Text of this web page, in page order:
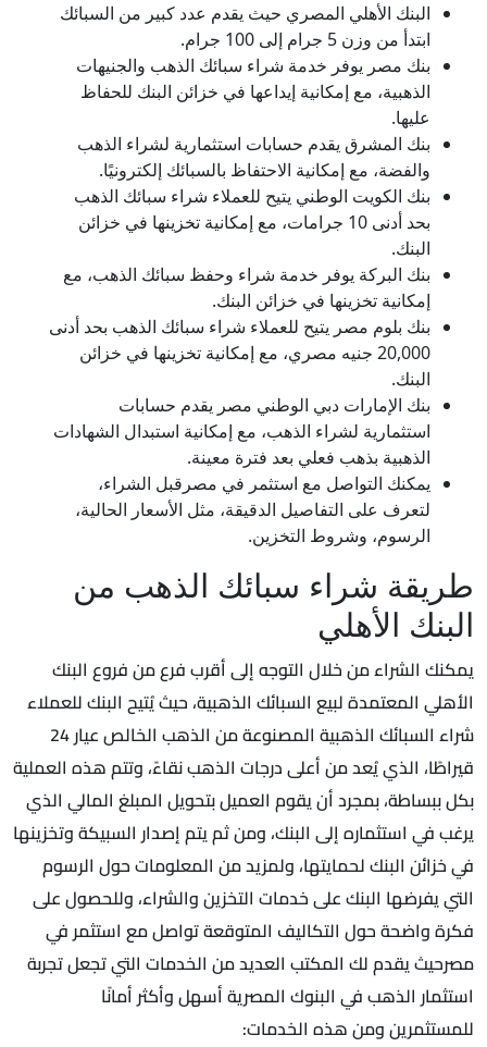
البنك الأهلي المصري حيث يقدم عدد كبير من السبائك
ابتدأ من وزن 5 جرام إلى 100 جرام.
بنك مصر يوفر خدمة شراء سبائك الذهب والجنيهات
الذهبية، مع إمكانية إيداعها في خزائن البنك للحفاظ
عليها.
بنك المشرق يقدم حسابات استثمارية لشراء الذهب
والفضة، مع إمكانية الاحتفاظ بالسبائك إلكترونيًا.
بنك الكويت الوطني يتيح للعملاء شراء سبائك الذهب
بحد أدنى 10 جرامات، مع إمكانية تخزينها في خزائن
البنك.
بنك البركة يوفر خدمة شراء وحفظ سبائك الذهب، مع
إمكانية تخزينها في خزائن البنك.
بنك بلوم مصر يتيح للعملاء شراء سبائك الذهب بحد أدنى
20,000 جنيه مصري، مع إمكانية تخزينها في خزائن
البنك.
بنك الإمارات دبي الوطني مصر يقدم حسابات
استثمارية لشراء الذهب، مع إمكانية استبدال الشهادات
الذهبية بذهب فعلي بعد فترة معينة.
يمكنك التواصل مع استثمر في مصرقبل الشراء،
لتعرف على التفاصيل الدقيقة، مثل الأسعار الحالية،
الرسوم، وشروط التخزين.
طريقة شراء سبائك الذهب من
البنك الأهلي
يمكنك الشراء من خلال التوجه إلى أقرب فرع من فروع البنك
الأهلي المعتمدة لبيع السبائك الذهبية، حيث يُتيح البنك للعملاء
شراء السبائك الذهبية المصنوعة من الذهب الخالص عيار 24
قيراطًا، الذي يُعد من أعلى درجات الذهب نقاءً، وتتم هذه العملية
بكل ببساطة، بمجرد أن يقوم العميل بتحويل المبلغ المالي الذي
يرغب في استثماره إلى البنك، ومن ثم يتم إصدار السبيكة وتخزينها
في خزائن البنك لحمايتها، ولمزيد من المعلومات حول الرسوم
التي يفرضها البنك على خدمات التخزين والشراء، وللحصول على
فكرة واضحة حول التكاليف المتوقعة تواصل مع استثمر في
مصرحيث يقدم لك المكتب العديد من الخدمات التي تجعل تجربة
استثمار الذهب في البنوك المصرية أسهل وأكثر أمانًا
للمستثمرين ومن هذه الخدمات: